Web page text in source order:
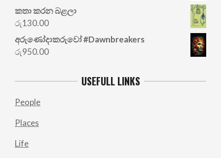
price
was:
කතා කරන බළලා
රු130.00
අරු‍ණෝදාකරුවෝ #Dawnbreakers
රු950.00
USEFULL LINKS
People
Places
Life